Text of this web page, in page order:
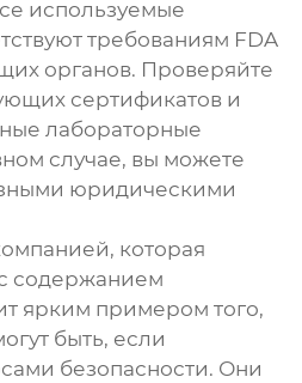
используемые
требованиям FDA
органов. Проверяйте
сертификатов и
лабораторные
случае, вы можете
юридическими
которая
содержанием
ярким примером того,
быть, если
безопасности. Они